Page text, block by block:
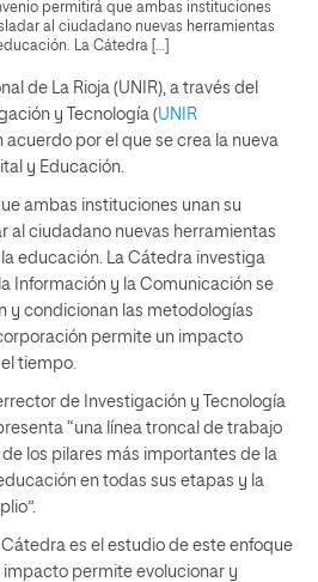
permitirá que ambas instituciones
al ciudadano nuevas herramientas
La Cátedra […]
de La Rioja (UNIR), a través del
y Tecnología (UNIR
acuerdo por el que se crea la nueva
y Educación.
ambas instituciones unan su
al ciudadano nuevas herramientas
educación. La Cátedra investiga
Información y la Comunicación se
y condicionan las metodologías
permite un impacto
tiempo.
de Investigación y Tecnología
“una línea troncal de trabajo
los pilares más importantes de la
en todas sus etapas y la
es el estudio de este enfoque
permite evolucionar y